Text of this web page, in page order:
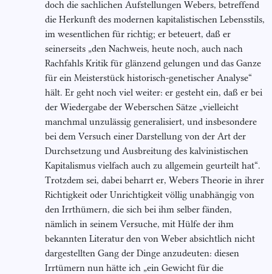
doch die sachlichen Aufstellungen Webers, betreffend
die Herkunft des modernen kapitalistischen Lebensstils,
im wesentlichen für richtig; er beteuert, daß er
seinerseits „den Nachweis, heute noch, auch nach
Rachfahls Kritik für glänzend gelungen und das Ganze
für ein Meisterstück historisch-genetischer Analyse“
hält. Er geht noch viel weiter: er gesteht ein, daß er bei
der Wiedergabe der Weberschen Sätze „vielleicht
manchmal unzulässig generalisiert, und insbesondere
bei dem Versuch einer Darstellung von der Art der
Durchsetzung und Ausbreitung des kalvinistischen
Kapitalismus vielfach auch zu allgemein geurteilt hat“.
Trotzdem sei, dabei beharrt er, Webers Theorie in ihrer
Richtigkeit oder Unrichtigkeit völlig unabhängig von
den Irrthümern, die sich bei ihm selber fänden,
nämlich in seinem Versuche, mit Hülfe der ihm
bekannten Literatur den von Weber absichtlich nicht
dargestellten Gang der Dinge anzudeuten: diesen
Irrtümern nun hätte ich „ein Gewicht für die